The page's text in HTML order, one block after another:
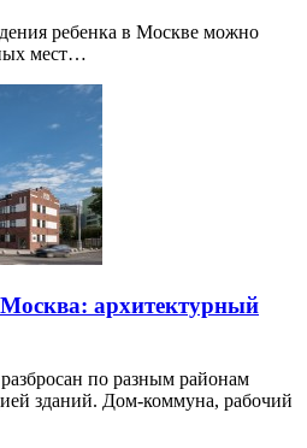
ребенка в Москве можно
мест…
архитектурный
по разным районам
зданий. Дом-коммуна, рабочий